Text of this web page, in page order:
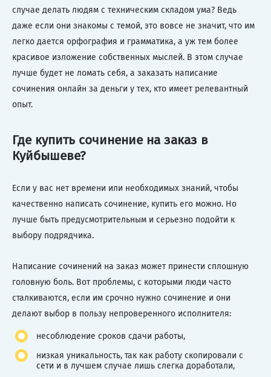
случае делать людям с техническим складом ума? Ведь
даже если они знакомы с темой, это вовсе не значит, что им
легко дается орфография и грамматика, а уж тем более
красивое изложение собственных мыслей. В этом случае
лучше будет не ломать себя, а заказать написание
сочинения онлайн за деньги у тех, кто имеет релевантный
опыт.
Где купить сочинение на заказ в
Куйбышеве?
Если у вас нет времени или необходимых знаний, чтобы
качественно написать сочинение, купить его можно. Но
лучше быть предусмотрительным и серьезно подойти к
выбору подрядчика.
Написание сочинений на заказ может принести сплошную
головную боль. Вот проблемы, с которыми люди часто
сталкиваются, если им срочно нужно сочинение и они
делают выбор в пользу непроверенного исполнителя:
несоблюдение сроков сдачи работы,
низкая уникальность, так как работу скопировали с
сети и в лучшем случае лишь слегка доработали,